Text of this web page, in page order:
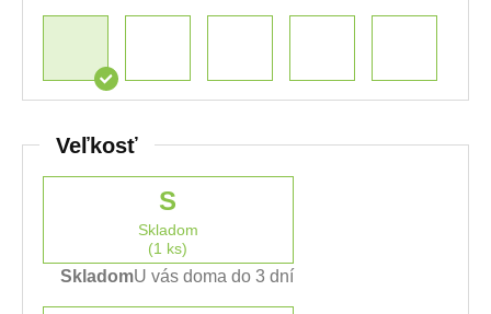
Veľkosť
S
Skladom
(1 ks)
SkladomU vás doma do 3 dní